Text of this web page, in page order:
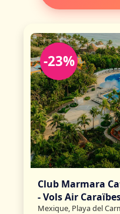
-23%
Club Marmara
- Vols Air
Mexique, Playa del